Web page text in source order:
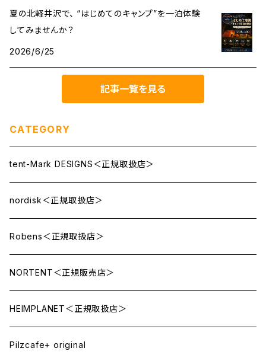
夏の北軽井沢で、 “はじめてのキャンプ”を一泊体験
してみませんか？
2026/6/25
記事一覧を見る
CATEGORY
tent-Mark DESIGNS＜正規取扱店＞
nordisk＜正規取扱店＞
Robens＜正規取扱店＞
NORTENT＜正規販売店＞
HEIMPLANET＜正規取扱店＞
Pilzcafe+ original